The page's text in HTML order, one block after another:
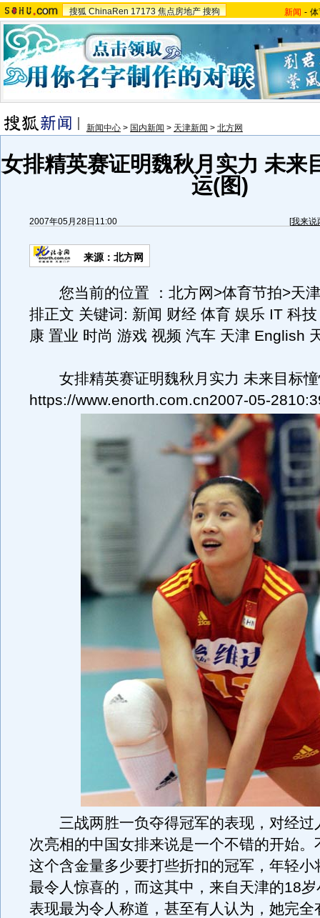
搜狐 ChinaRen 17173 焦点房地产 搜狗 新闻 -
新闻中心 > 国内新闻 > 天津新闻 > 北方网
女排精英赛证明魏秋月实力 未来
运(图)
2007年05月28日11:00 [我来说
来源：北方网
您当前的位置 ：北方网>体育节拍>天
排正文 关键词: 新闻 财经 体育 娱乐 IT 科
康 置业 时尚 游戏 视频 汽车 天津 English
女排精英赛证明魏秋月实力 未来目标憧
https://www.enorth.com.cn2007-05-
三战两胜一负夺得冠军的表现，对经过
次亮相的中国女排来说是一个不错的开始。
这个含金量多少要打些折扣的冠军，年轻小
最令人惊喜的，而这其中，来自天津的18
表现最为令人称道，甚至有人认为，她完全